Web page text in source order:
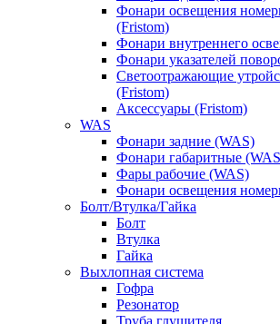
Фонари освещения
(Fristom)
Фонари внутреннего
Фонари указателей
Светоотражающие
(Fristom)
Аксессуары (Fristom)
WAS
Фонари задние (WAS)
Фонари габаритные
Фары рабочие (WAS)
Фонари освещения
Болт/Втулка/Гайка
Болт
Втулка
Гайка
Выхлопная система
Гофра
Резонатор